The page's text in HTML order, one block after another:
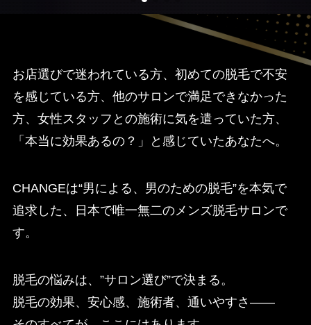
お店選びで迷われている方、初めての脱毛で不安
を感じている方、他のサロンで満足できなかった
方、女性スタッフとの施術に気を遣っていた方、
「本当に効果あるの？」と感じていたあなたへ。
CHANGEは“男による、男のための脱毛”を本気で
追求した、日本で唯一無二のメンズ脱毛サロンで
す。
脱毛の悩みは、”サロン選び”で決まる。
脱毛の効果、安心感、施術者、通いやすさ――